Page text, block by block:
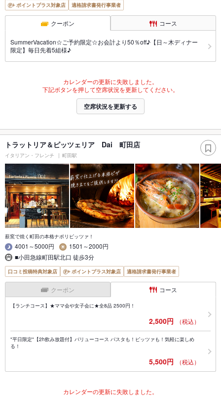
ポイントプラス対象店
適格請求書発行事業者
クーポン コース
SummerVacation☆ご予約限定☆お会計より50％off♪【日～木ディナー
限定】毎日先着5組様♪
カレンダーの更新に失敗しました。
下記ボタンを押して空席状況を更新してください。
空席状況を更新する
トラットリア＆ピッツェリア Dai 町田店
イタリアン・フレンチ 町田駅
薪窯で焼く町田の本格ナポリピッツァ！
4001～5000円
1501～2000円
■小田急線町田駅北口 徒歩3分
口コミ投稿特典対象店 ポイントプラス対象店 適格請求書発行事業者
クーポン コース
【ランチコース】★ママ会や女子会に★全8品 2500円！
2,500円 （税込）
"平日限定"【2h飲み放題付】バリューコース パスタも！ピッツァも！気軽に楽しめ
る！
5,500円 （税込）
カレンダーの更新に失敗しました。